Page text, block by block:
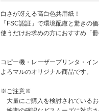
白さが冴える高白色共用紙！
「FSC認証」で環境配慮と驚きの
使うだけお求めの方におすすめ「冊
コピー機・レーザープリンタ・イ
よろマルのオリジナル商品です。
※ご注意※
大量にご購入を検討されているお